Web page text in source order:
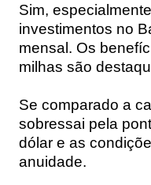
Sim,
investimentos no
mensal. Os
milhas são
Se comparado a
sobressai pela
dólar e as
anuidade.